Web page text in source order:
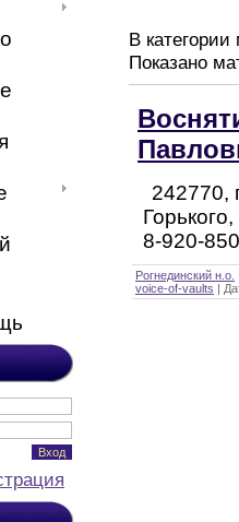
В
Показано
242770,
8-920-
Рогнединский н.о.
voice-of-vaults |